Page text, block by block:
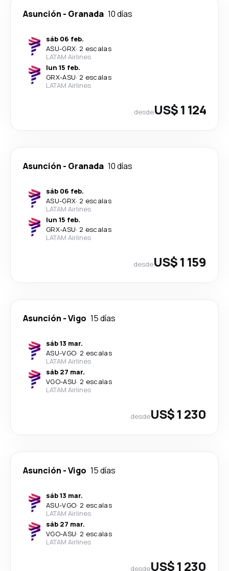
Asunción - Granada 10 días
sáb 06 feb.
ASU-GRX· 2 escalas
LATAM Airlines
lun 15 feb.
GRX-ASU· 2 escalas
LATAM Airlines
desdeUS$ 1 124
Asunción - Granada 10 días
sáb 06 feb.
ASU-GRX· 2 escalas
LATAM Airlines
lun 15 feb.
GRX-ASU· 2 escalas
LATAM Airlines
desdeUS$ 1 159
Asunción -Vigo 15 días
sáb 13 mar.
ASU-VGO· 2 escalas
LATAM Airlines
sáb 27 mar.
VGO-ASU· 2 escalas
LATAM Airlines
desdeUS$ 1 230
Asunción -Vigo 15 días
sáb 13 mar.
ASU-VGO· 2 escalas
LATAM Airlines
sáb 27 mar.
VGO-ASU· 2 escalas
LATAM Airlines
desdeUS$ 1 230